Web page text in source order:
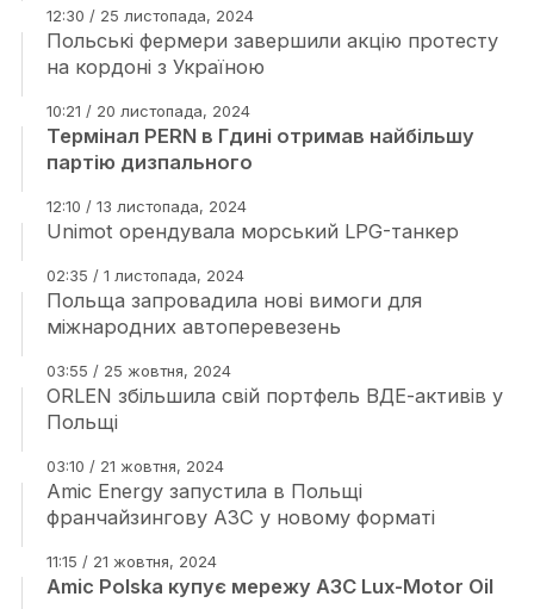
12:30 / 25 листопада, 2024
Польські фермери завершили акцію протесту
на кордоні з Україною
10:21 / 20 листопада, 2024
Термінал PERN в Гдині отримав найбільшу
партію дизпального
12:10 / 13 листопада, 2024
Unimot орендувала морський LPG-танкер
02:35 / 1 листопада, 2024
Польща запровадила нові вимоги для
міжнародних автоперевезень
03:55 / 25 жовтня, 2024
ORLEN збільшила свій портфель ВДЕ-активів у
Польщі
03:10 / 21 жовтня, 2024
Amic Energy запустила в Польщі
франчайзингову АЗС у новому форматі
11:15 / 21 жовтня, 2024
Amic Polska купує мережу АЗС Lux-Motor Oil